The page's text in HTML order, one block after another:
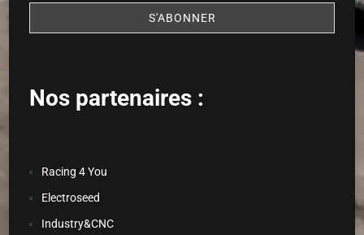
Nos partenaires :
Racing 4 You
Electroseed
Industry&CNC